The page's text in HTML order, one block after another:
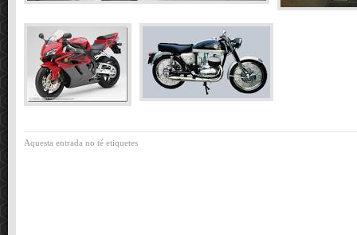
Aquesta entrada no té etiquetes